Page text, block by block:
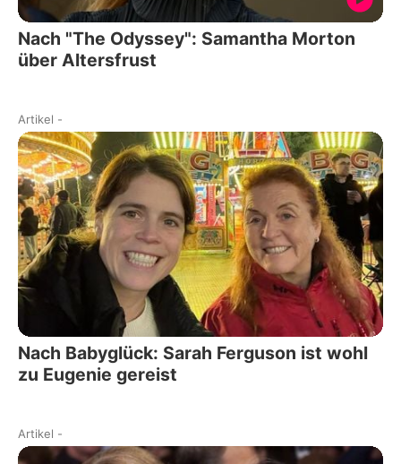
Nach "The Odyssey": Samantha Morton
über Altersfrust
Artikel -
Nach Babyglück: Sarah Ferguson ist wohl
zu Eugenie gereist
Artikel -